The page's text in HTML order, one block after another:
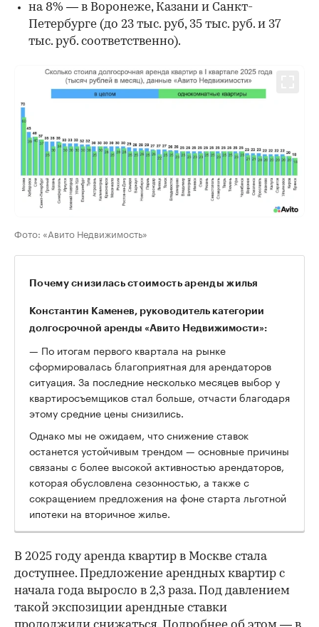
на 8% — в Воронеже, Казани и Санкт-
Петербурге (до 23 тыс. руб, 35 тыс. руб. и 37
тыс. руб. соответственно).
Фото: «Авито Недвижимость»
Почему снизилась стоимость аренды жилья
Константин Каменев, руководитель категории
долгосрочной аренды «Авито Недвижимости»:
— По итогам первого квартала на рынке
сформировалась благоприятная для арендаторов
ситуация. За последние несколько месяцев выбор у
квартиросъемщиков стал больше, отчасти благодаря
этому средние цены снизились.
Однако мы не ожидаем, что снижение ставок
останется устойчивым трендом — основные причины
связаны с более высокой активностью арендаторов,
которая обусловлена сезонностью, а также с
сокращением предложения на фоне старта льготной
ипотеки на вторичное жилье.
В 2025 году аренда квартир в Москве стала
доступнее. Предложение арендных квартир с
начала года выросло в 2,3 раза. Под давлением
такой экспозиции арендные ставки